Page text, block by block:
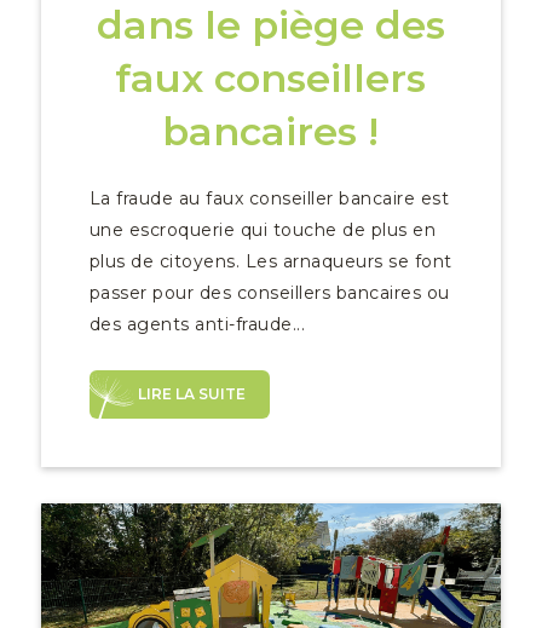
dans le piège des
faux conseillers
bancaires !
La fraude au faux conseiller bancaire est
une escroquerie qui touche de plus en
plus de citoyens. Les arnaqueurs se font
passer pour des conseillers bancaires ou
des agents anti-fraude...
LIRE LA SUITE